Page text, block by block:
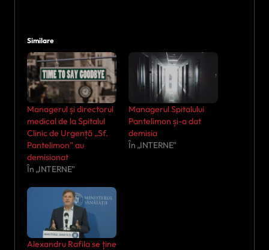
Similare
Managerul și directorul
medical de la Spitalul
Clinic de Urgență „Sf.
Pantelimon” au
demisionat
În „INTERNE”
Managerul Spitalului
Pantelimon și-a dat
demisia
În „INTERNE”
Alexandru Rafila se ține